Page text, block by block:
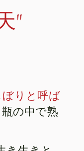
"
ぼりと呼ば
の中で熟